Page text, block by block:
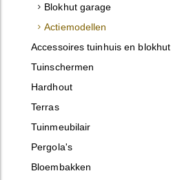
Blokhut garage
Actiemodellen
Accessoires tuinhuis en blokhut
Tuinschermen
Hardhout
Terras
Tuinmeubilair
Pergola's
Bloembakken